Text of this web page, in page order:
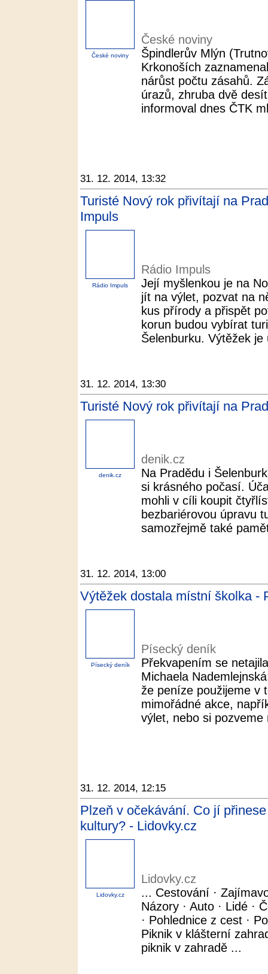
České noviny
České noviny
Špindlerův Mlýn
Krkonoších
nárůst počtu zásahů.
úrazů, zhruba dvě
informoval dnes ČTK
31. 12. 2014, 13:32
Turisté Nový rok přivítají na
Impuls
Rádio Impuls
Rádio Impuls
Její myšlenkou je na
jít na výlet, pozvat na
kus přírody a přispět
korun budou vybírat
Šelenburku. Výtěžek
31. 12. 2014, 13:30
Turisté Nový rok přivítají na
denik.cz
denik.cz
Na Pradědu i
si krásného počasí.
mohli v cíli koupit
bezbariérovou úpravu
samozřejmě také
31. 12. 2014, 13:00
Výtěžek dostala místní školka -
Písecký deník
Písecký deník
Překvapením se
Michaela
že peníze použijeme v
mimořádné akce,
výlet, nebo si pozveme
31. 12. 2014, 12:15
Plzeň v očekávání. Co jí
kultury? - Lidovky.cz
Lidovky.cz
Lidovky.cz
... Cestování ·
Názory · Auto · Lidé ·
· Pohlednice z cest ·
Piknik v klášterní
piknik v zahradě ...